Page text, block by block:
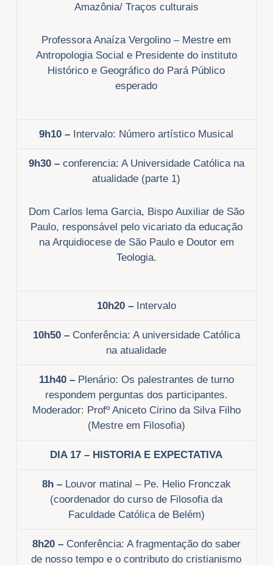
Amazônia/ Traços culturais
Professora Anaíza Vergolino – Mestre em
Antropologia Social e Presidente do instituto
Histórico e Geográfico do Pará Público
esperado
9h10 – Intervalo: Número artístico Musical
9h30 –conferencia: A Universidade Católica na
atualidade (parte 1)
Dom Carlos lema Garcia, Bispo Auxiliar de São
Paulo, responsável pelo vicariato da educação
na Arquidiocese de São Paulo e Doutor em
Teologia.
10h20 –Intervalo
10h50 –Conferência: A universidade Católica
na atualidade
11h40 –Plenário: Os palestrantes de turno
respondem perguntas dos participantes.
Moderador: Profº Aniceto Cirino da Silva Filho
(Mestre em Filosofia)
DIA 17 – HISTORIA E EXPECTATIVA
8h –Louvor matinal – Pe. Helio Fronczak
(coordenador do curso de Filosofia da
Faculdade Católica de Belém)
8h20 –Conferência: A fragmentação do saber
de nosso tempo e o contributo do cristianismo